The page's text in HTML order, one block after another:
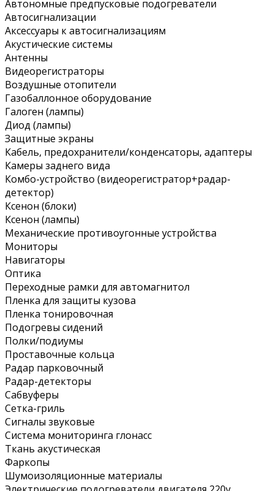
Автономные предпусковые подогреватели
Автосигнализации
Аксессуары к автосигнализациям
Акустические системы
Антенны
Видеорегистраторы
Воздушные отопители
Газобаллонное оборудование
Галоген (лампы)
Диод (лампы)
Защитные экраны
Кабель, предохранители/конденсаторы, адаптеры
Камеры заднего вида
Комбо-устройство (видеорегистратор+радар-
детектор)
Ксенон (блоки)
Ксенон (лампы)
Механические противоугонные устройства
Мониторы
Навигаторы
Оптика
Переходные рамки для автомагнитол
Пленка для защиты кузова
Пленка тонировочная
Подогревы сидений
Полки/подиумы
Проставочные кольца
Радар парковочный
Радар-детекторы
Сабвуферы
Сетка-гриль
Сигналы звуковые
Система мониторинга глонасс
Ткань акустическая
Фаркопы
Шумоизоляционные материалы